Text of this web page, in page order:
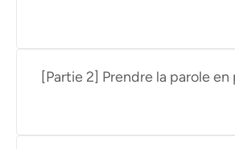
[Partie 2] Prendre la parole